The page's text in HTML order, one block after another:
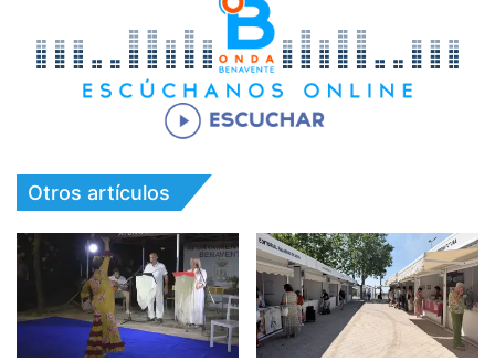
Otros artículos